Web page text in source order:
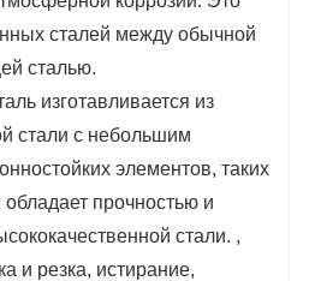
сталей между обычной
сталью.
изготавливается из
стали с небольшим
элементов, таких
прочностью и
стали. ,
и резка, истирание,